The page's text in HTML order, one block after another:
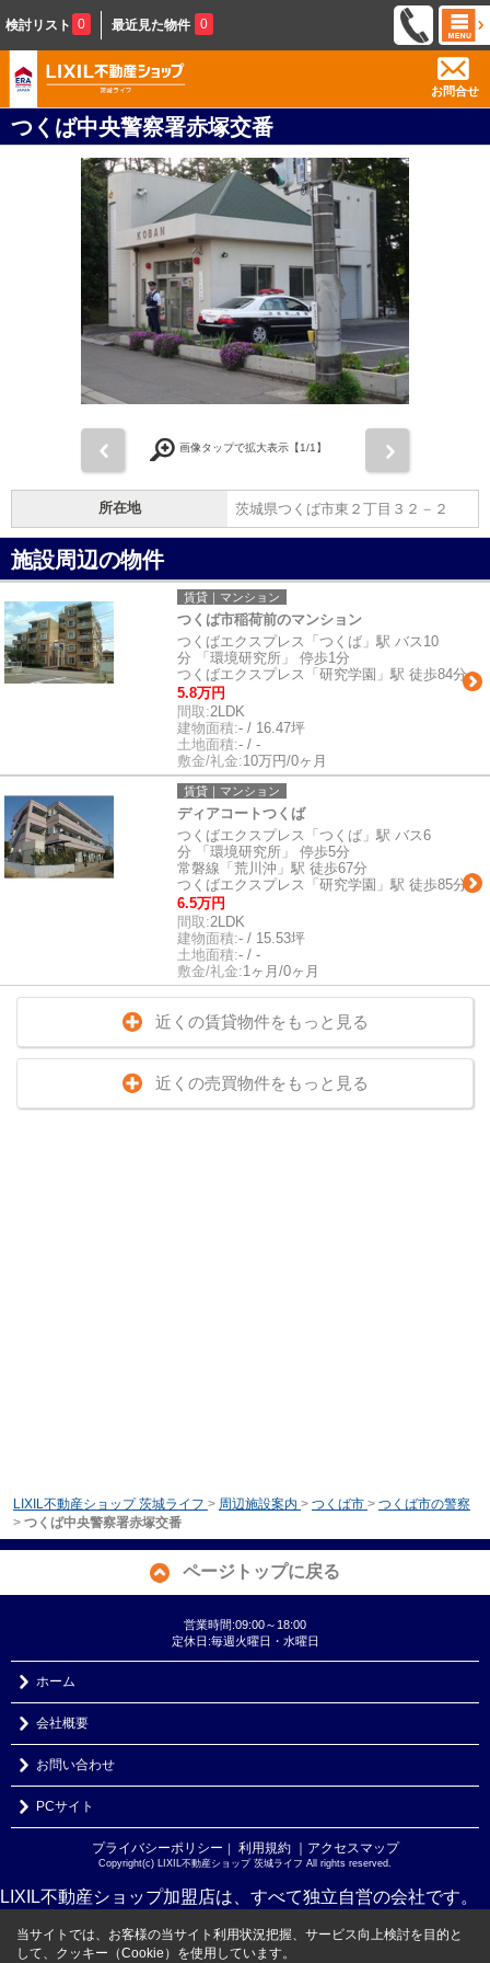
検討リスト 0 最近見た物件 0
お問合せ
つくば中央警察署赤塚交番
画像タップで拡大表示【1/1】
所在地 茨城県つくば市東２丁目３２－２
施設周辺の物件
賃貸｜マンション
つくば市稲荷前のマンション
つくばエクスプレス「つくば」駅 バス10
分 「環境研究所」 停歩1分
つくばエクスプレス「研究学園」駅 徒歩84分
5.8万円
間取:2LDK
建物面積:- / 16.47坪
土地面積:- / -
敷金/礼金:10万円/0ヶ月
賃貸｜マンション
ディアコートつくば
つくばエクスプレス「つくば」駅 バス6
分 「環境研究所」 停歩5分
常磐線「荒川沖」駅 徒歩67分
つくばエクスプレス「研究学園」駅 徒歩85分
6.5万円
間取:2LDK
建物面積:- / 15.53坪
土地面積:- / -
敷金/礼金:1ヶ月/0ヶ月
近くの賃貸物件をもっと見る
近くの売買物件をもっと見る
LIXIL不動産ショップ 茨城ライフ > 周辺施設案内 > つくば市 > つくば市の警察
> つくば中央警察署赤塚交番
ページトップに戻る
営業時間:09:00～18:00
定休日:毎週火曜日・水曜日
ホーム
会社概要
お問い合わせ
PCサイト
プライバシーポリシー ｜ 利用規約 ｜アクセスマップ
Copyright(c) LIXIL不動産ショップ 茨城ライフ All rights reserved.
LIXIL不動産ショップ加盟店は、すべて独立自営の会社です。
当サイトでは、お客様の当サイト利用状況把握、サービス向上検討を目的と
して、クッキー（Cookie）を使用しています。